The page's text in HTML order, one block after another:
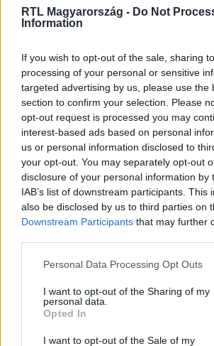
RTL Magyarország - Do Not
Information
If you wish to opt-out of the sale, sharing
processing of your personal or sensitive
targeted advertising by us, please use the
section to confirm your selection. Please
opt-out request is processed you may
interest-based ads based on personal
us or personal information disclosed to
your opt-out. You may separately opt-out
disclosure of your personal information by
IAB’s list of downstream participants. This
also be disclosed by us to third parties on
Downstream Participants that may further
Please note that this website/app uses
not limited to your visit or usage behaviour.
grant or deny consent to Google and its
use your data for below specified
consent section.
Personal Data Processing Opt Outs
I want to opt-out of the Sharing of my
personal data.
Opted In
I want to opt-out of the Sale of my
legyen a Google-találatokban!
Kövess minket, és értesülj a
Facebookon is!
Követem